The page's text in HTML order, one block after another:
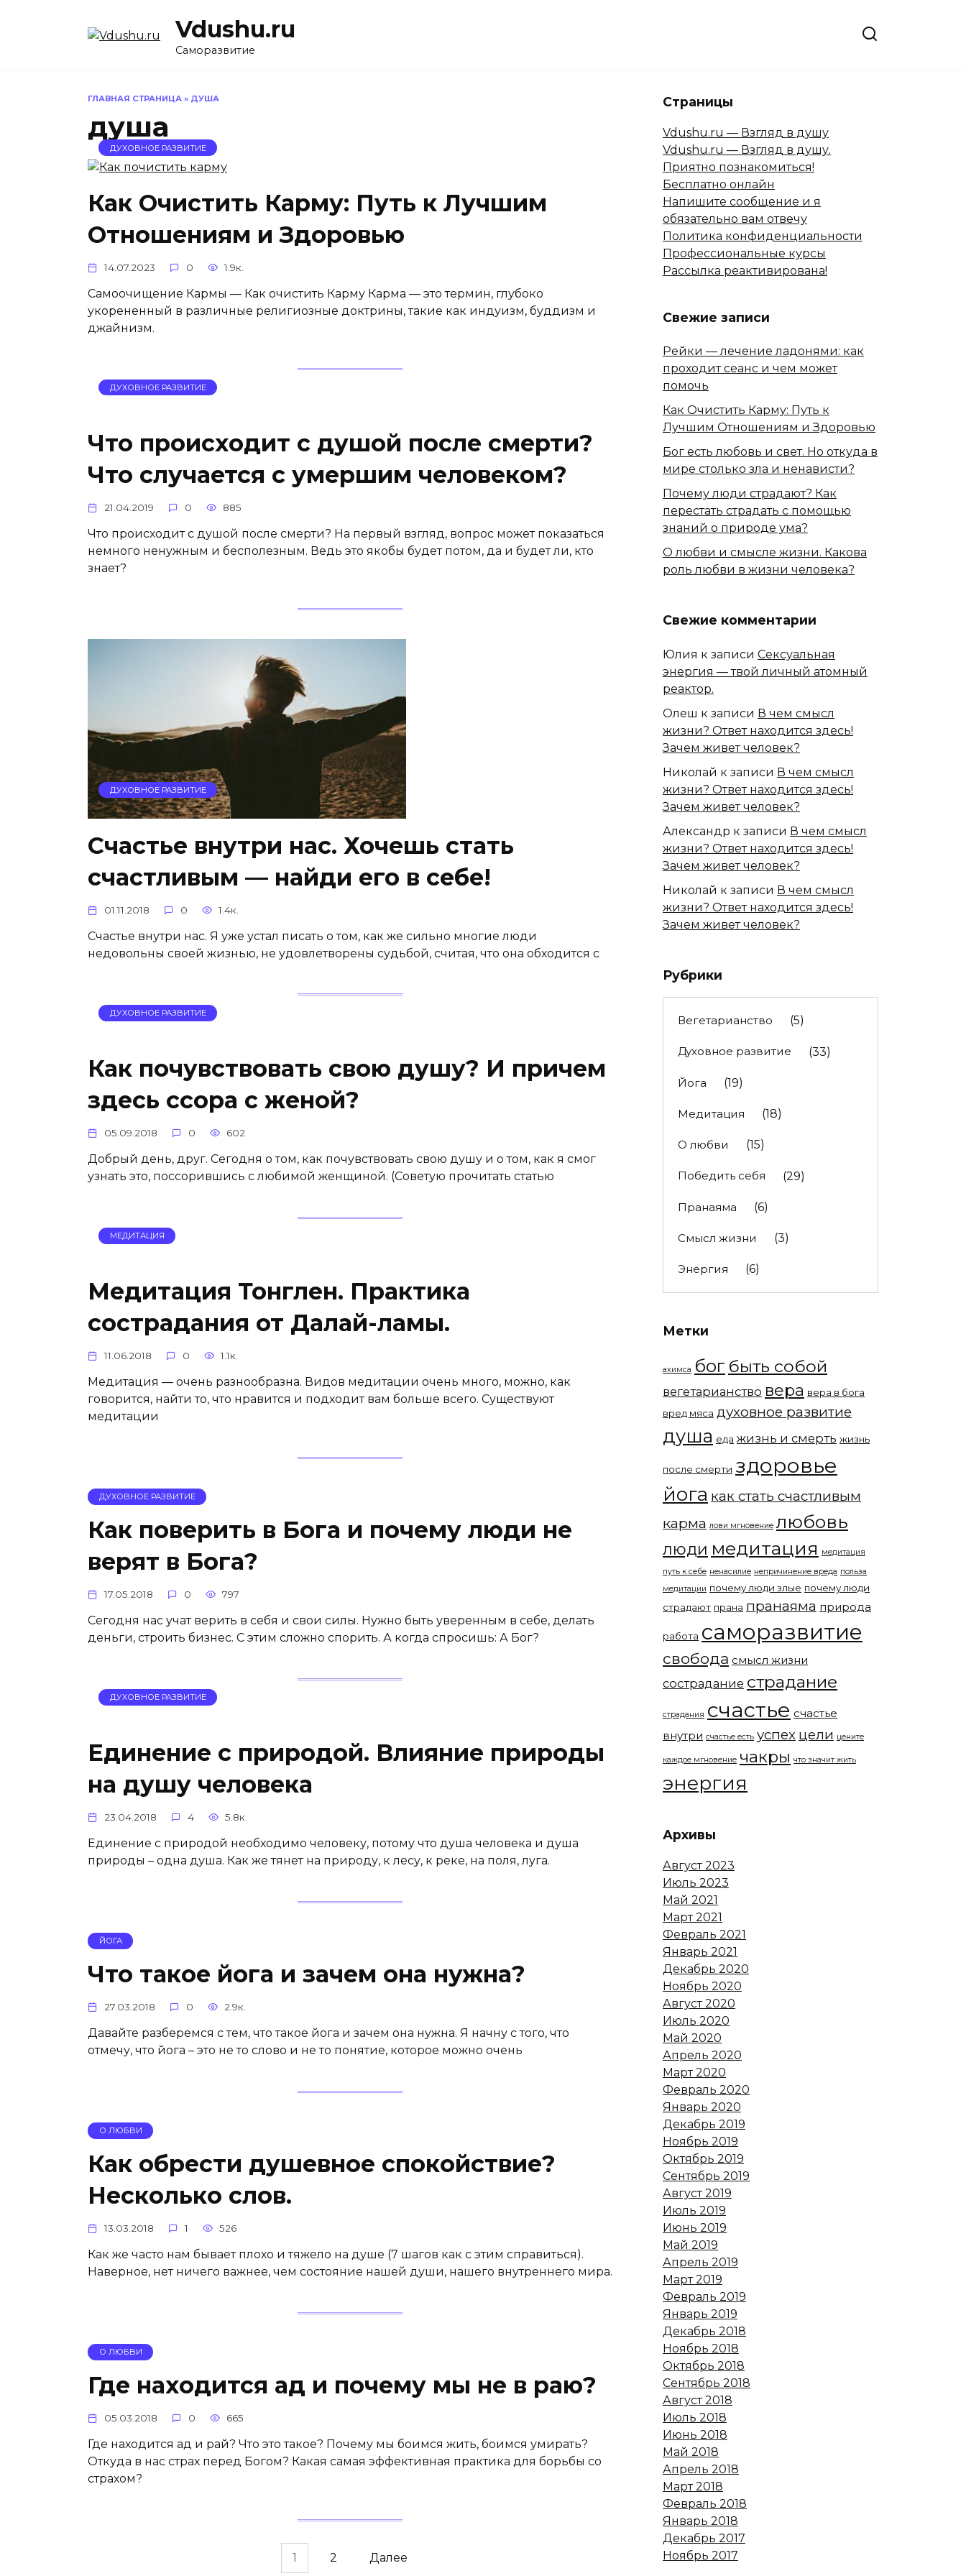
Vdushu.ru
Саморазвитие
ГЛАВНАЯ СТРАНИЦА » ДУША
душа
ДУХОВНОЕ РАЗВИТИЕ
Как Очистить Карму: Путь к Лучшим
Отношениям и Здоровью
14.07.2023 0 1.9к.
Самоочищение Кармы — Как очистить Карму Карма — это термин, глубоко
укорененный в различные религиозные доктрины, такие как индуизм, буддизм и
джайнизм.
ДУХОВНОЕ РАЗВИТИЕ
Что происходит с душой после смерти?
Что случается с умершим человеком?
21.04.2019 0 885
Что происходит с душой после смерти? На первый взгляд, вопрос может показаться
немного ненужным и бесполезным. Ведь это якобы будет потом, да и будет ли, кто
знает?
ДУХОВНОЕ РАЗВИТИЕ
Счастье внутри нас. Хочешь стать
счастливым — найди его в себе!
01.11.2018 0 1.4к.
Счастье внутри нас. Я уже устал писать о том, как же сильно многие люди
недовольны своей жизнью, не удовлетворены судьбой, считая, что она обходится с
ДУХОВНОЕ РАЗВИТИЕ
Как почувствовать свою душу? И причем
здесь ссора с женой?
05.09.2018 0 602
Добрый день, друг. Сегодня о том, как почувствовать свою душу и о том, как я смог
узнать это, поссорившись с любимой женщиной. (Советую прочитать статью
МЕДИТАЦИЯ
Медитация Тонглен. Практика
сострадания от Далай-ламы.
11.06.2018 0 1.1к.
Медитация — очень разнообразна. Видов медитации очень много, можно, как
говорится, найти то, что нравится и подходит вам больше всего. Существуют
медитации
ДУХОВНОЕ РАЗВИТИЕ
Как поверить в Бога и почему люди не
верят в Бога?
17.05.2018 0 797
Сегодня нас учат верить в себя и свои силы. Нужно быть уверенным в себе, делать
деньги, строить бизнес. С этим сложно спорить. А когда спросишь: А Бог?
ДУХОВНОЕ РАЗВИТИЕ
Единение с природой. Влияние природы
на душу человека
23.04.2018 4 5.8к.
Единение с природой необходимо человеку, потому что душа человека и душа
природы – одна душа. Как же тянет на природу, к лесу, к реке, на поля, луга.
ЙОГА
Что такое йога и зачем она нужна?
27.03.2018 0 2.9к.
Давайте разберемся с тем, что такое йога и зачем она нужна. Я начну с того, что
отмечу, что йога – это не то слово и не то понятие, которое можно очень
О ЛЮБВИ
Как обрести душевное спокойствие?
Несколько слов.
13.03.2018 1 526
Как же часто нам бывает плохо и тяжело на душе (7 шагов как с этим справиться).
Наверное, нет ничего важнее, чем состояние нашей души, нашего внутреннего мира.
О ЛЮБВИ
Где находится ад и почему мы не в раю?
05.03.2018 0 665
Где находится ад и рай? Что это такое? Почему мы боимся жить, боимся умирать?
Откуда в нас страх перед Богом? Какая самая эффективная практика для борьбы со
страхом?
1 2 Далее
Страницы
Vdushu.ru — Взгляд в душу
Vdushu.ru — Взгляд в душу.
Приятно познакомиться!
Бесплатно онлайн
Напишите сообщение и я
обязательно вам отвечу
Политика конфиденциальности
Профессиональные курсы
Рассылка реактивирована!
Свежие записи
Рейки — лечение ладонями: как
проходит сеанс и чем может
помочь
Как Очистить Карму: Путь к
Лучшим Отношениям и Здоровью
Бог есть любовь и свет. Но откуда в
мире столько зла и ненависти?
Почему люди страдают? Как
перестать страдать с помощью
знаний о природе ума?
О любви и смысле жизни. Какова
роль любви в жизни человека?
Свежие комментарии
Юлия к записи Сексуальная
энергия — твой личный атомный
реактор.
Олеш к записи В чем смысл
жизни? Ответ находится здесь!
Зачем живет человек?
Николай к записи В чем смысл
жизни? Ответ находится здесь!
Зачем живет человек?
Александр к записи В чем смысл
жизни? Ответ находится здесь!
Зачем живет человек?
Николай к записи В чем смысл
жизни? Ответ находится здесь!
Зачем живет человек?
Рубрики
Вегетарианство (5)
Духовное развитие (33)
Йога (19)
Медитация (18)
О любви (15)
Победить себя (29)
Пранаяма (6)
Смысл жизни (3)
Энергия (6)
Метки
ахимса бог быть собой
вегетарианство вера вера в бога
вред мяса духовное развитие
душа еда жизнь и смерть жизнь
после смерти здоровье
йога как стать счастливым
карма лови мгновение любовь
люди медитация медитация
путь к себе ненасилие непричинение вреда польза
медитации почему люди злые почему люди
страдают прана пранаяма природа
работа саморазвитие
свобода смысл жизни
сострадание страдание
страдания счастье счастье
внутри счастье есть успех цели цените
каждое мгновение чакры что значит жить
энергия
Архивы
Август 2023
Июль 2023
Май 2021
Март 2021
Февраль 2021
Январь 2021
Декабрь 2020
Ноябрь 2020
Август 2020
Июль 2020
Май 2020
Апрель 2020
Март 2020
Февраль 2020
Январь 2020
Декабрь 2019
Ноябрь 2019
Октябрь 2019
Сентябрь 2019
Август 2019
Июль 2019
Июнь 2019
Май 2019
Апрель 2019
Март 2019
Февраль 2019
Январь 2019
Декабрь 2018
Ноябрь 2018
Октябрь 2018
Сентябрь 2018
Август 2018
Июль 2018
Июнь 2018
Май 2018
Апрель 2018
Март 2018
Февраль 2018
Январь 2018
Декабрь 2017
Ноябрь 2017